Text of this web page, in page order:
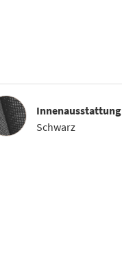
Innenausstattung
Schwarz